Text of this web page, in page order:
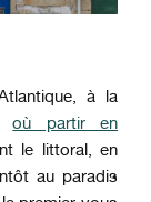
à la
où partir en
le littoral, en
au paradis